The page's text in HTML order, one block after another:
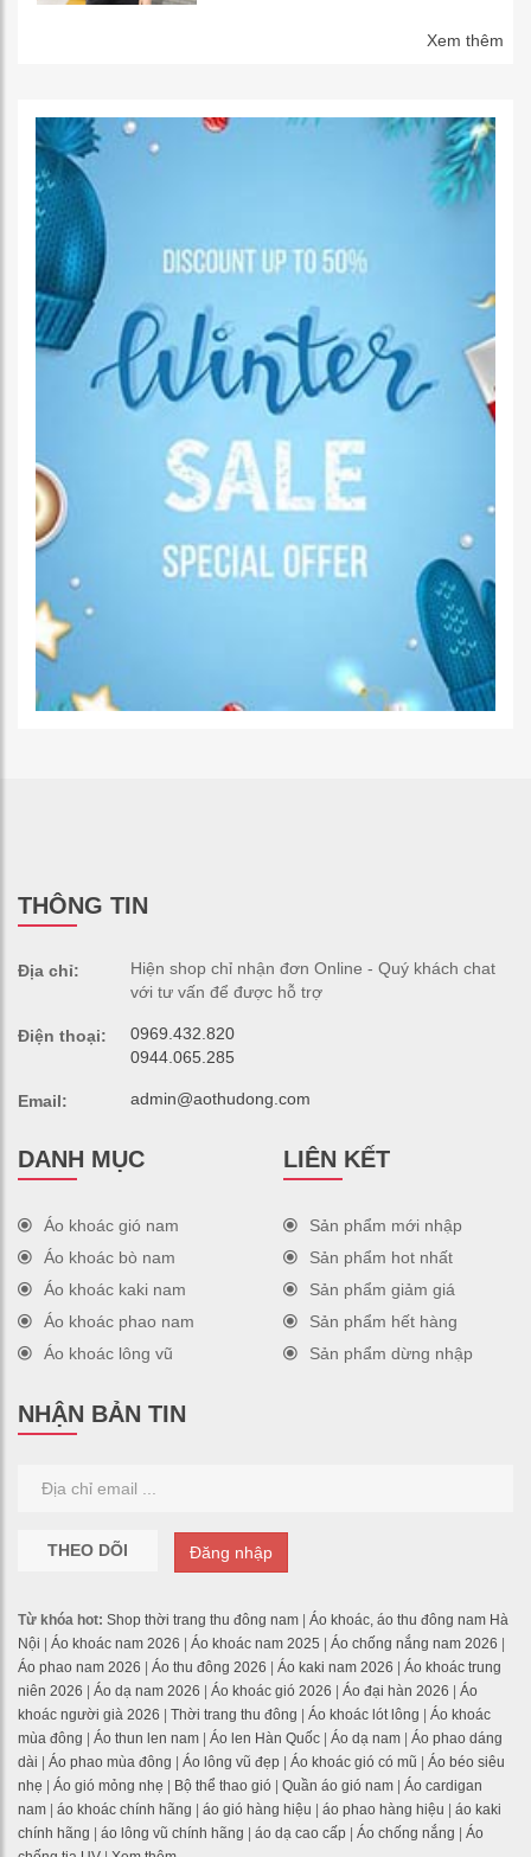
Xem thêm
THÔNG TIN
Địa chỉ:
Hiện shop chỉ nhận đơn Online - Quý khách chat
với tư vấn để được hỗ trợ
Điện thoại:
0969.432.820
0944.065.285
Email: admin@aothudong.com
DANH MỤC
Áo khoác gió nam
Áo khoác bò nam
Áo khoác kaki nam
Áo khoác phao nam
Áo khoác lông vũ
LIÊN KẾT
Sản phẩm mới nhập
Sản phẩm hot nhất
Sản phẩm giảm giá
Sản phẩm hết hàng
Sản phẩm dừng nhập
NHẬN BẢN TIN
THEO DÕI Đăng nhập
Từ khóa hot: Shop thời trang thu đông nam | Áo khoác, áo thu đông nam Hà
Nội | Áo khoác nam 2026 | Áo khoác nam 2025 | Áo chống nắng nam 2026 |
Áo phao nam 2026 | Áo thu đông 2026 | Áo kaki nam 2026 | Áo khoác trung
niên 2026 | Áo dạ nam 2026 | Áo khoác gió 2026 | Áo đại hàn 2026 | Áo
khoác người già 2026 | Thời trang thu đông | Áo khoác lót lông | Áo khoác
mùa đông | Áo thun len nam | Áo len Hàn Quốc | Áo dạ nam | Áo phao dáng
dài | Áo phao mùa đông | Áo lông vũ đẹp | Áo khoác gió có mũ | Áo béo siêu
nhẹ | Áo gió mỏng nhẹ | Bộ thể thao gió | Quần áo gió nam | Áo cardigan
nam | áo khoác chính hãng | áo gió hàng hiệu | áo phao hàng hiệu | áo kaki
chính hãng | áo lông vũ chính hãng | áo dạ cao cấp | Áo chống nắng | Áo